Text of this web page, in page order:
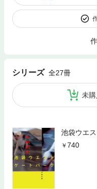
シリーズ 全27冊
未
池袋ウエ
740